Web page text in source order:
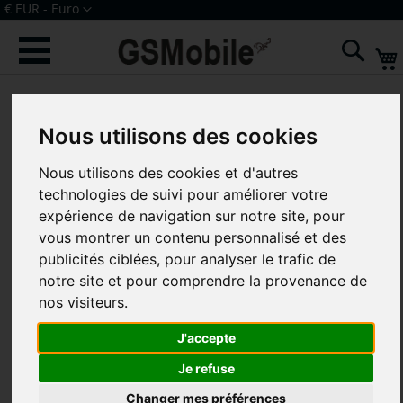
Nous utilisons des cookies
Nous utilisons des cookies et d'autres
technologies de suivi pour améliorer votre
expérience de navigation sur notre site, pour
vous montrer un contenu personnalisé et des
publicités ciblées, pour analyser le trafic de
notre site et pour comprendre la provenance de
nos visiteurs.
J'accepte
Je refuse
Changer mes préférences
Allez
au
contenu
Devise
€ EUR - Euro
gallery